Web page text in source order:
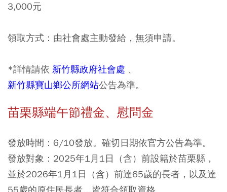
3,000元
領取方式：由社會處主動發給，無須申請。
*詳情請依 新竹縣政府社會處 、
新竹縣寶山鄉公所網站公告為準。
苗栗縣端午節禮金、慰問金
發放時間：6/10發放。確切日期依官方公告為準。
發放對象：2025年1月1日（含）前設籍於苗栗縣，
並於2026年1月1日（含）前達65歲的長者，以及達